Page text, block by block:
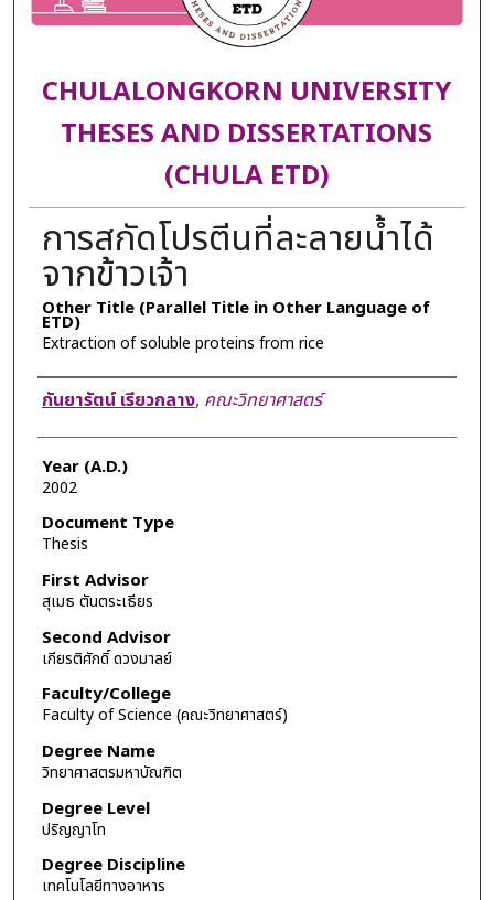
CHULALONGKORN UNIVERSITY
THESES AND DISSERTATIONS
(CHULA ETD)
การสกัดโปรตีนที่ละลายน้ำได้
จากข้าวเจ้า
Other Title (Parallel Title in Other Language of
ETD)
Extraction of soluble proteins from rice
Author
กันยารัตน์ เรียวกลาง, คณะวิทยาศาสตร์
Year (A.D.)
2002
Document Type
Thesis
First Advisor
สุเมธ ตันตระเธียร
Second Advisor
เกียรติศักดิ์ ดวงมาลย์
Faculty/College
Faculty of Science (คณะวิทยาศาสตร์)
Degree Name
วิทยาศาสตรมหาบัณฑิต
Degree Level
ปริญญาโท
Degree Discipline
เทคโนโลยีทางอาหาร